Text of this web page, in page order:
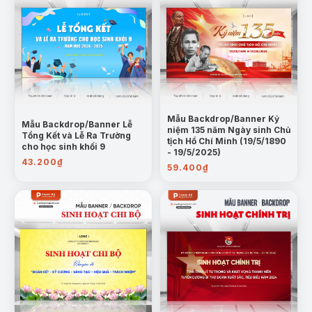
Mẫu Backdrop/Banner Lễ
Tổng Kết và Lễ Ra Trường
cho học sinh khối 9
43.200₫
Mẫu Backdrop/Banner Kỷ
niệm 135 năm Ngày sinh Chủ
tịch Hồ Chí Minh (19/5/1890
- 19/5/2025)
59.400₫